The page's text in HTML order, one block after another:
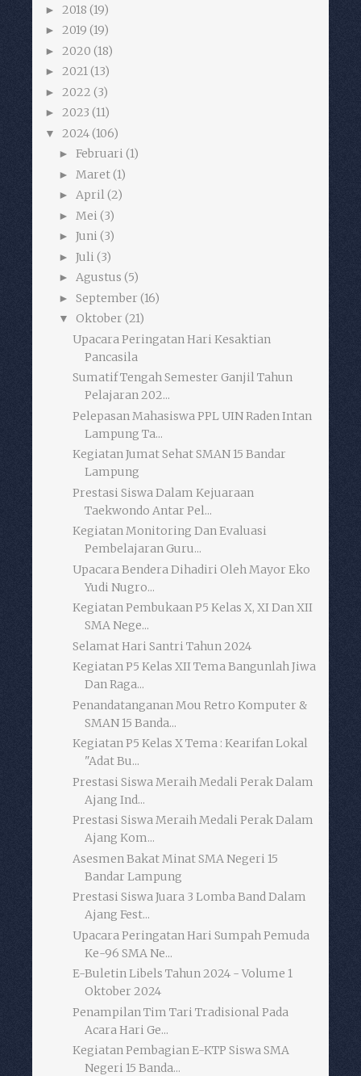
► 2018 (19)
► 2019 (19)
► 2020 (18)
► 2021(13)
► 2022 (3)
► 2023 (11)
▼ 2024(106)
► Februari (1)
► Maret(1)
► April(2)
► Mei (3)
► Juni (3)
► Juli (3)
► Agustus (5)
► September (16)
▼ Oktober (21)
Upacara Peringatan Hari Kesaktian
Pancasila
Sumatif Tengah Semester Ganjil Tahun
Pelajaran 202...
Pelepasan Mahasiswa PPL UIN Raden Intan
Lampung Ta...
Kegiatan Jumat Sehat SMAN 15 Bandar
Lampung
Prestasi Siswa Dalam Kejuaraan
Taekwondo Antar Pel...
Kegiatan Monitoring Dan Evaluasi
Pembelajaran Guru...
Upacara Bendera Dihadiri Oleh Mayor Eko
Yudi Nugro...
Kegiatan Pembukaan P5 Kelas X, XI Dan XII
SMA Nege...
Selamat Hari Santri Tahun 2024
Kegiatan P5 Kelas XII Tema Bangunlah Jiwa
Dan Raga...
Penandatanganan Mou Retro Komputer &
SMAN 15 Banda...
Kegiatan P5 Kelas X Tema : Kearifan Lokal
"Adat Bu...
Prestasi Siswa Meraih Medali Perak Dalam
Ajang Ind...
Prestasi Siswa Meraih Medali Perak Dalam
Ajang Kom...
Asesmen Bakat Minat SMA Negeri 15
Bandar Lampung
Prestasi Siswa Juara 3 Lomba Band Dalam
Ajang Fest...
Upacara Peringatan Hari Sumpah Pemuda
Ke-96 SMA Ne...
E-Buletin Libels Tahun 2024 - Volume 1
Oktober 2024
Penampilan Tim Tari Tradisional Pada
Acara Hari Ge...
Kegiatan Pembagian E-KTP Siswa SMA
Negeri 15 Banda...